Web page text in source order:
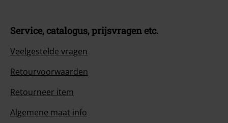
Service, catalogus, prijsvragen etc.
Veelgestelde vragen
Retourvoorwaarden
Retourneer item
Algemene maat info